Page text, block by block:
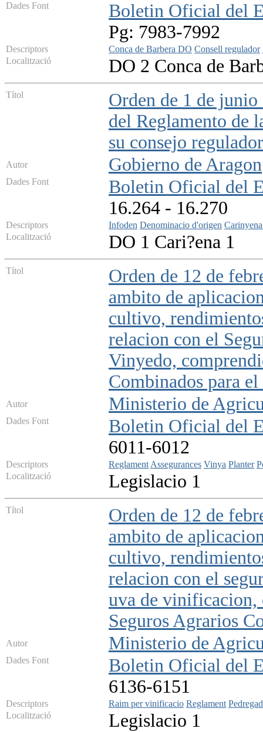
Dades Font
Boletin Oficial del
Pg: 7983-7992
Descriptors Conca de Barbera DO Consell regulador
Localització
DO 2 Conca de
Títol
Orden de 1 de
del Reglamento de
su consejo regulador
Autor Gobierno de Aragon
Dades Font
Boletin Oficial del
16.264 - 16.270
Descriptors Infoden Denominacio d'origen
Localització
DO 1 Cari?ena 1
Títol
Orden de 12 de
ambito de
cultivo,
relacion con el
Vinyedo,
Combinados para
Autor Ministerio de
Dades Font
Boletin Oficial del
6011-6012
Descriptors ReglamentAssegurances Vinya Planter
Localització
Legislacio 1
Títol
Orden de 12 de
ambito de
cultivo,
relacion con el
uva de vinificacion,
Seguros Agrarios
Autor Ministerio de
Dades Font
Boletin Oficial del
6136-6151
Descriptors Raim per vinificacio Reglament
Localització
Legislacio 1